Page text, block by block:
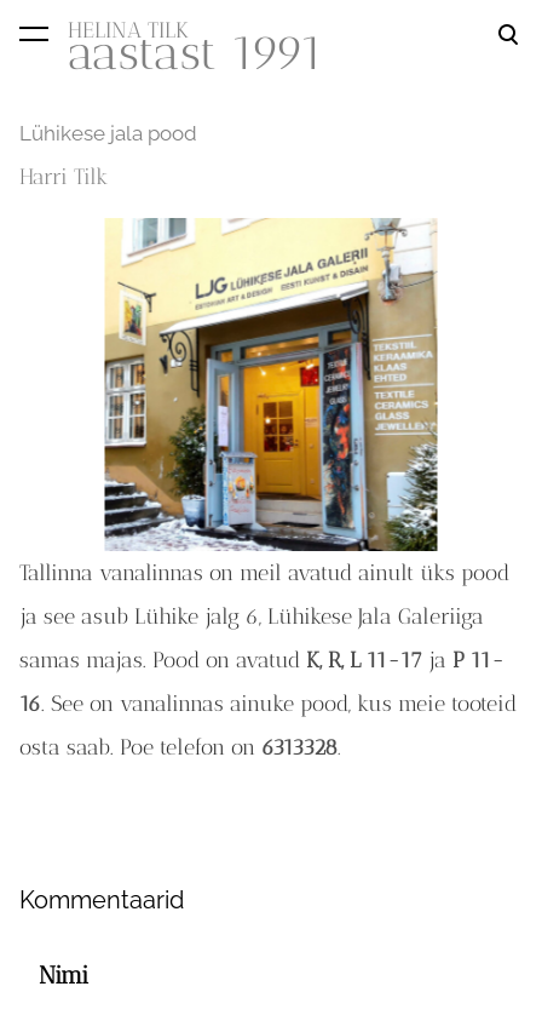
HELINA TILK
aastast 1991
lisati ostukorvi. Vaata ostukorvi
Lühikese jala pood
Harri Tilk
Tallinna vanalinnas on meil avatud ainult üks pood
ja see asub Lühike jalg 6, Lühikese Jala Galeriiga
samas majas. Pood on avatud K, R, L 11-17 ja P 11-
16. See on vanalinnas ainuke pood, kus meie tooteid
osta saab. Poe telefon on 6313328.
Kommentaarid
Nimi